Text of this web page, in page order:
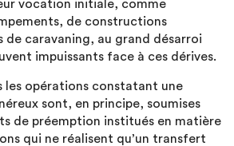
vocation initiale, comme
de constructions
de caravaning, au grand désarroi
impuissants face à ces dérives.
les opérations constatant une
sont, en principe, soumises
de préemption institués en matière
qui ne réalisent qu’un transfert